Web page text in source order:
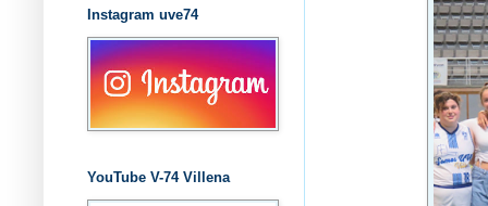
Instagram uve74
YouTube V-74 Villena